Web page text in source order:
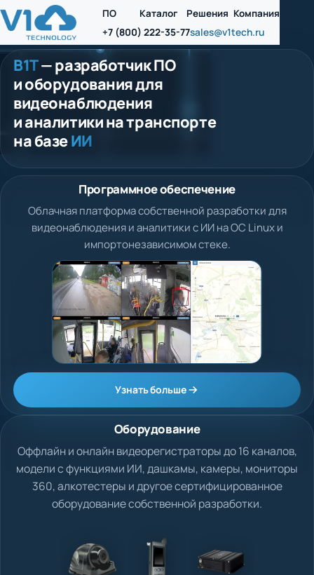
ПО Каталог Решения Компания
+7 (800) 222-35-77sales@v1tech.ru
В1Т— разработчик ПО
и оборудования для
видеонаблюдения
и аналитики на транспорте
на базеИИ
Программное обеспечение
Облачная платформа собственной разработки для
видеонаблюдения и аналитики с ИИ на ОС Linux и
импортонезависимом стеке.
Узнать больше
Оборудование
Оффлайн и онлайн видеорегистраторы до 16 каналов,
модели с функциями ИИ, дашкамы, камеры, мониторы
360, алкотестеры и другое сертифицированное
оборудование собственной разработки.